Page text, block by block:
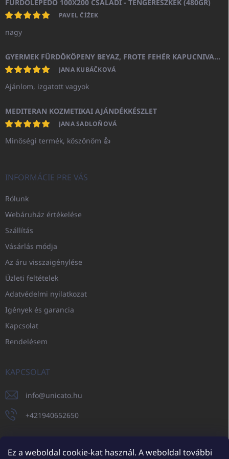
Ez a weboldal cookie-kat használ. A weboldal további
FÜRDŐLEPEDŐ 100X200 CSALÁDI - TENGERÉSZKÉK (480GR)
PAVEL ČÍŽEK
nagy
GYERMEK FÜRDŐKÖPENY BEYAZ, FROTE FEHÉR KAPUCNIVAL (400GR)
JANA KUBÁČKOVÁ
Ajánlom, izgatott vagyok
MEDITERAN KOZMETIKAI AJÁNDÉKKÉSZLET
JANA SADLOŇOVÁ
Minőségi termék, köszönöm 👍
INFORMÁCIE PRE VÁS
Rólunk
Webáruház értékelése
Szállítás
Vásárlás módja
Az áru visszaigénylése
Üzleti feltételek
Adatvédelmi nyilatkozat
Igények és garancia
Kapcsolat
Rendelésem
KAPCSOLAT
info@unicato.hu
+421940652650